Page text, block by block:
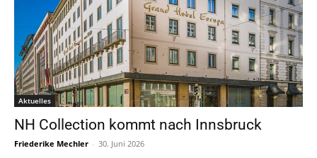
Aktuelles
NH Collection kommt nach Innsbruck
Friederike Mechler - 30. Juni 2026